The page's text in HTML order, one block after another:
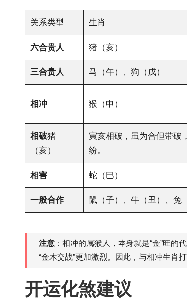
关系类型 生肖
六合贵人 猪（亥）
三合贵人 马（午）、狗（戌）
相冲 猴（申）
相破猪
（亥）
寅亥相破，虽为合但带破
纷。
相害 蛇（巳）
一般合作 鼠（子）、牛（丑）、兔
注意 ：相冲的属猴人，本身就是“金”旺
“金木交战”更加激烈。因此，与相冲生肖
开运化煞建议